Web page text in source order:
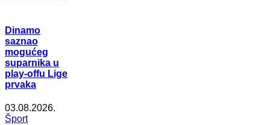
Dinamo
saznao
mogućeg
suparnika u
play-offu Lige
prvaka
03.08.2026.
Šport